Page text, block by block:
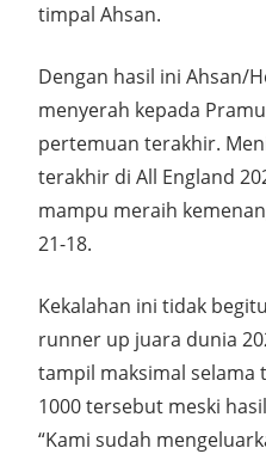
timpal Ahsan.
Dengan hasil ini Ahsan/
menyerah kepada
pertemuan terakhir.
terakhir di All England
mampu meraih
21-18.
Kekalahan ini tidak
runner up juara dunia
tampil maksimal selama
1000 tersebut meski
“Kami sudah